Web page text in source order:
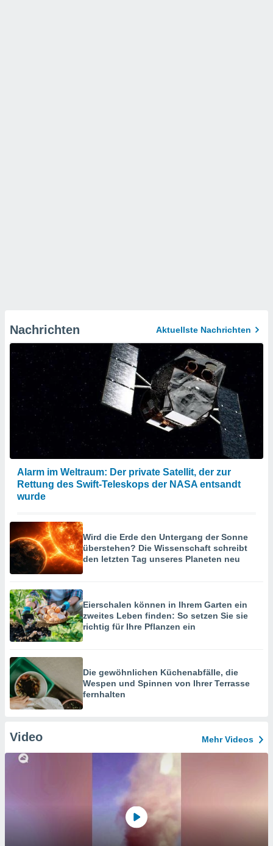
Nachrichten Aktuellste Nachrichten
Alarm im Weltraum: Der private Satellit, der zur
Rettung des Swift-Teleskops der NASA entsandt
wurde
Wird die Erde den Untergang der Sonne
überstehen? Die Wissenschaft schreibt
den letzten Tag unseres Planeten neu
Eierschalen können in Ihrem Garten ein
zweites Leben finden: So setzen Sie sie
richtig für Ihre Pflanzen ein
Die gewöhnlichen Küchenabfälle, die
Wespen und Spinnen von Ihrer Terrasse
fernhalten
Video Mehr Videos